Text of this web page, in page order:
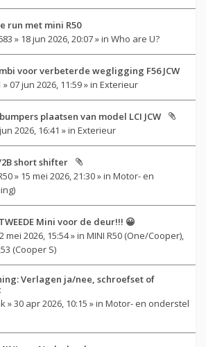
run met mini R50
» 18 jun 2026, 20:07 » in Who are U?
voor verbeterde wegligging F56 JCW
» 07 jun 2026, 11:59 » in Exterieur
plaatsen van model LCI JCW
2026, 16:41 » in Exterieur
short shifter
» 15 mei 2026, 21:30 » in Motor- en
Mini voor de deur!!! 😀
mei 2026, 15:54 » in MINI R50 (One/Cooper),
(Cooper S)
Verlagen ja/nee, schroefset of
» 30 apr 2026, 10:15 » in Motor- en onderstel